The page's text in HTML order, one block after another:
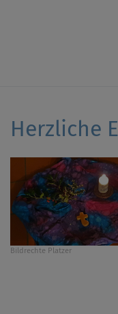
Herzliche
Bildrechte Platzer